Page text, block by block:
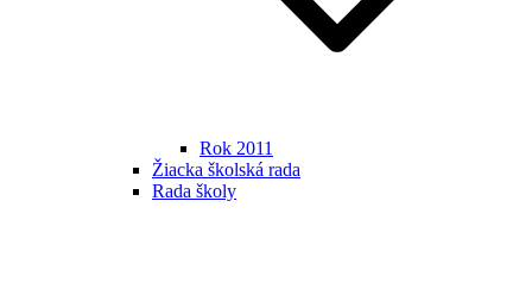
Rok 2011
Žiacka školská rada
Rada školy